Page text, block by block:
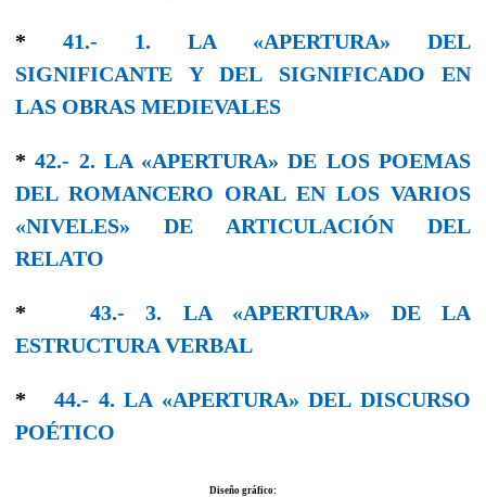
* 41.- 1. LA «APERTURA» DEL
SIGNIFICANTE Y DEL SIGNIFICADO EN
LAS OBRAS MEDIEVALES
*42.- 2. LA «APERTURA» DE LOS POEMAS
DEL ROMANCERO ORAL EN LOS VARIOS
«NIVELES» DE ARTICULACIÓN DEL
RELATO
* 43.- 3. LA «APERTURA» DE LA
ESTRUCTURA VERBAL
* 44.- 4. LA «APERTURA» DEL DISCURSO
POÉTICO
Diseño gráfico: